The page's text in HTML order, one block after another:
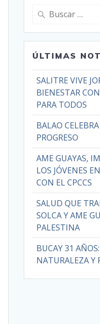
ÚLTIMAS
SALITRE VIVE
BIENESTAR
PARA TODOS
BALAO
PROGRESO
AME GUAYAS,
LOS JÓVENES
CON EL CPCCS
SALUD QUE
SOLCA Y AME
PALESTINA
BUCAY 31
NATURALEZA Y